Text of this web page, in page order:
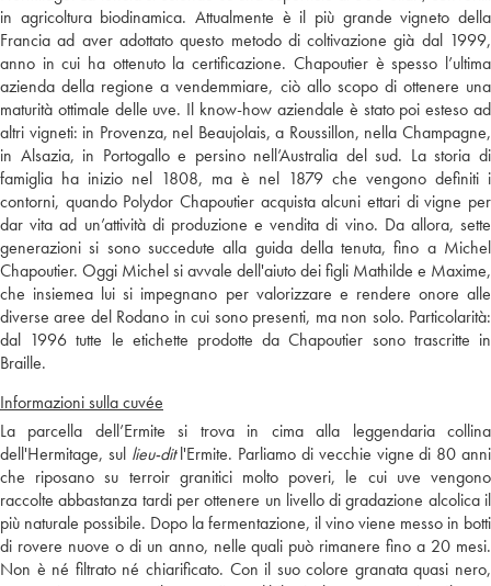
in agricoltura biodinamica. Attualmente è il più grande vigneto della
Francia ad aver adottato questo metodo di coltivazione già dal 1999,
anno in cui ha ottenuto la certificazione. Chapoutier è spesso l’ultima
azienda della regione a vendemmiare, ciò allo scopo di ottenere una
maturità ottimale delle uve. Il know-how aziendale è stato poi esteso ad
altri vigneti: in Provenza, nel Beaujolais, a Roussillon, nella Champagne,
in Alsazia, in Portogallo e persino nell’Australia del sud. La storia di
famiglia ha inizio nel 1808, ma è nel 1879 che vengono definiti i
contorni, quando Polydor Chapoutier acquista alcuni ettari di vigne per
dar vita ad un’attività di produzione e vendita di vino. Da allora, sette
generazioni si sono succedute alla guida della tenuta, fino a Michel
Chapoutier. Oggi Michel si avvale dell'aiuto dei figli Mathilde e Maxime,
che insiemea lui si impegnano per valorizzare e rendere onore alle
diverse aree del Rodano in cui sono presenti, ma non solo. Particolarità:
dal 1996 tutte le etichette prodotte da Chapoutier sono trascritte in
Braille.
Informazioni sulla cuvée
La parcella dell’Ermite si trova in cima alla leggendaria collina
dell'Hermitage, sul lieu-ditl'Ermite. Parliamo di vecchie vigne di 80 anni
che riposano su terroir granitici molto poveri, le cui uve vengono
raccolte abbastanza tardi per ottenere un livello di gradazione alcolica il
più naturale possibile. Dopo la fermentazione, il vino viene messo in botti
di rovere nuove o di un anno, nelle quali può rimanere fino a 20 mesi.
Non è né filtrato né chiarificato. Con il suo colore granata quasi nero,